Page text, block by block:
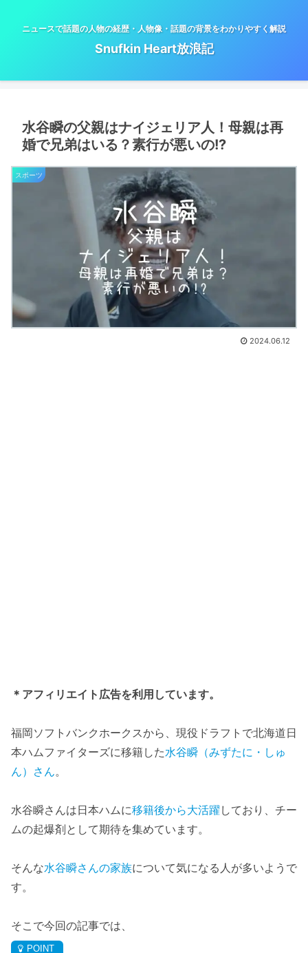
ニュースで話題の人物の経歴・人物像・話題の背景をわかりやすく解説
Snufkin Heart放浪記
水谷瞬の父親はナイジェリア人！母親は再
婚で兄弟はいる？素行が悪いの!?
スポーツ
2024.06.12
＊アフィリエイト広告を利用しています。
福岡ソフトバンクホークスから、現役ドラフトで北海道日
本ハムファイターズに移籍した水谷瞬（みずたに・しゅ
ん）さん。
水谷瞬さんは日本ハムに移籍後から大活躍 しており、チー
ムの起爆剤として期待を集めています。
そんな水谷瞬さんの家族について気になる人が多いようで
す。
そこで今回の記事では、